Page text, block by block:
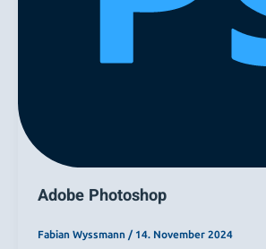
Adobe Photoshop
Fabian Wyssmann / 14. November 2024